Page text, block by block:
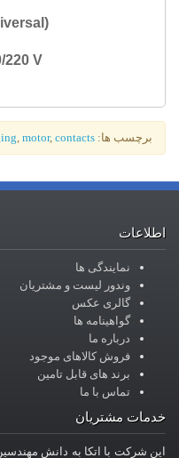
220 V
برچسب ها: , motor, contacts
اطلاعات
نمایندگی ها
وندور لیست و مشتریان
گالری عکس
گواهینامه ها
درباره ما
فروش کالاهای موجود
برند های قابل تامین
تماس با ما
خدمات مشتریان
این شرکت با اتکا به دانش